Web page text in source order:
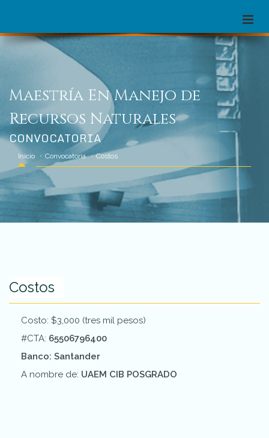
Maestría En Manejo de
Recursos Naturales
CONVOCATORIA
Inicio Convocatoria Costos
Costos
Costo: $3,000 (tres mil pesos)
#CTA: 65506796400
Banco: Santander
A nombre de: UAEM CIB POSGRADO